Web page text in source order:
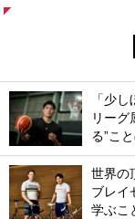
「少
リーグ
る”こ
世界の
ブレイ
学ぶこ